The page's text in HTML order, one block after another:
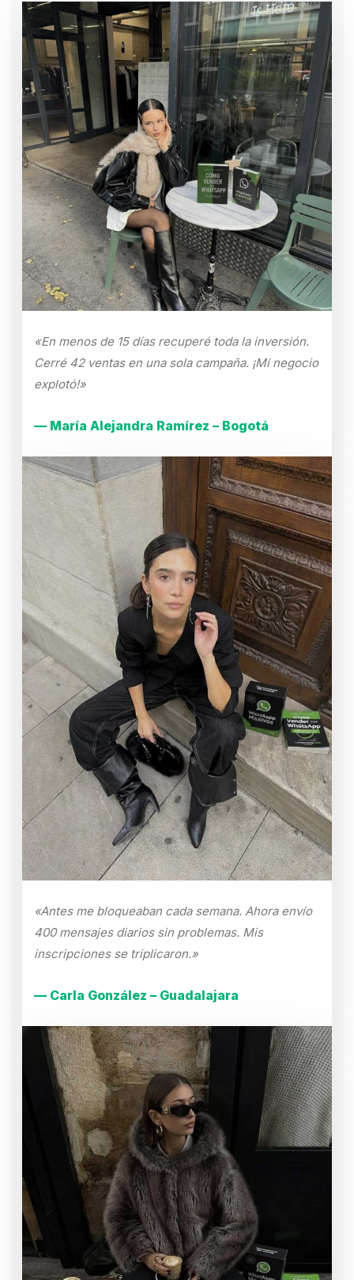
«En menos de 15 días recuperé toda la inversión.
Cerré 42 ventas en una sola campaña. ¡Mi negocio
explotó!»
— María Alejandra Ramírez – Bogotá
«Antes me bloqueaban cada semana. Ahora envío
400 mensajes diarios sin problemas. Mis
inscripciones se triplicaron.»
— Carla González – Guadalajara